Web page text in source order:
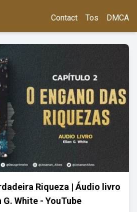
Contact Tos DMCA
Riqueza | Áudio livro
G. White - YouTube